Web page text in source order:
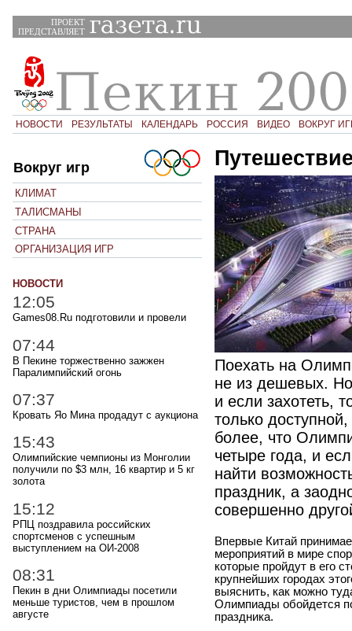
ПРОЕКТ
ПРЕДСТАВЛЯЕТ
НОВОСТИ РЕЗУЛЬТАТЫ КАЛЕНДАРЬ РОССИЯ ВИДЕО ВОКРУГ
Вокруг игр
КЛИМАТ
ТАЛИСМАНЫ
СТРАНА
ОРГАНИЗАЦИЯ ИГР
НОВОСТИ
12:05
Games08.Ru подготовили и провели
07:44
В Пекине торжественно зажжен
Паралимпийский огонь
07:37
Кровать Яо Мина продадут с аукциона
15:43
Олимпийские чемпионы из Монголии
получили по $3 млн, 16 квартир и 5 кг
золота
15:12
РПЦ поздравила российских
спортсменов с успешным
выступлением на ОИ-2008
08:31
Пекин в дни Олимпиады посетили
меньше туристов, чем в прошлом
августе
Поехать на
не из дешевых.
и если захотеть,
только
более, что
четыре года, и
найти
праздник, а
совершенно
Впервые Китай
мероприятий в мире
которые пройдут в его
крупнейших городах
выяснить, как можно
Олимпиады обойдется
праздника.